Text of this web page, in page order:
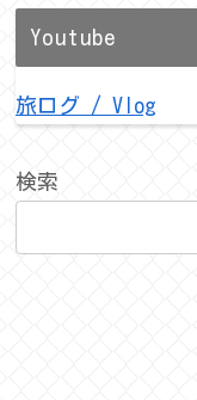
Youtube
旅ログ / Vlog
検索